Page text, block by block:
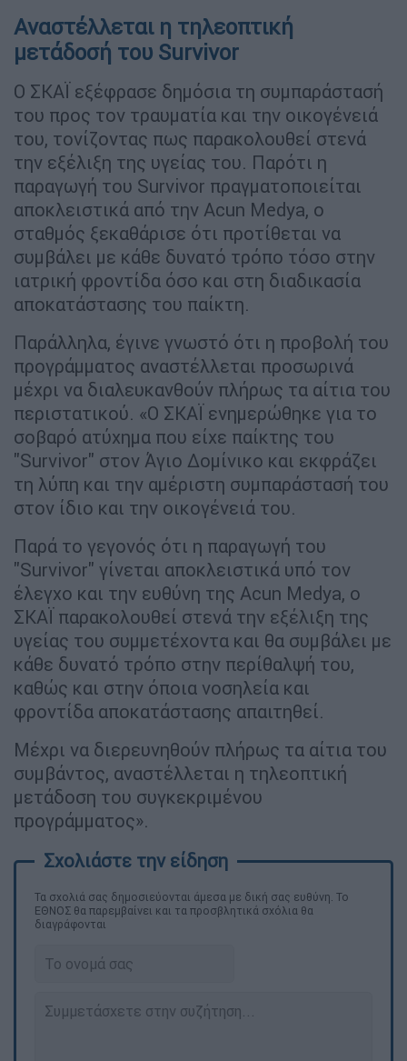
Αναστέλλεται η τηλεοπτική
μετάδοσή του Survivor
Ο ΣΚΑΪ εξέφρασε δημόσια τη συμπαράστασή
του προς τον τραυματία και την οικογένειά
του, τονίζοντας πως παρακολουθεί στενά
την εξέλιξη της υγείας του. Παρότι η
παραγωγή του Survivor πραγματοποιείται
αποκλειστικά από την Acun Medya, ο
σταθμός ξεκαθάρισε ότι προτίθεται να
συμβάλει με κάθε δυνατό τρόπο τόσο στην
ιατρική φροντίδα όσο και στη διαδικασία
αποκατάστασης του παίκτη.
Παράλληλα, έγινε γνωστό ότι η προβολή του
προγράμματος αναστέλλεται προσωρινά
μέχρι να διαλευκανθούν πλήρως τα αίτια του
περιστατικού. «Ο ΣΚΑΪ ενημερώθηκε για το
σοβαρό ατύχημα που είχε παίκτης του
"Survivor" στον Άγιο Δομίνικο και εκφράζει
τη λύπη και την αμέριστη συμπαράστασή του
στον ίδιο και την οικογένειά του.
Παρά το γεγονός ότι η παραγωγή του
"Survivor" γίνεται αποκλειστικά υπό τον
έλεγχο και την ευθύνη της Acun Medya, ο
ΣΚΑΪ παρακολουθεί στενά την εξέλιξη της
υγείας του συμμετέχοντα και θα συμβάλει με
κάθε δυνατό τρόπο στην περίθαλψή του,
καθώς και στην όποια νοσηλεία και
φροντίδα αποκατάστασης απαιτηθεί.
Μέχρι να διερευνηθούν πλήρως τα αίτια του
συμβάντος, αναστέλλεται η τηλεοπτική
μετάδοση του συγκεκριμένου
προγράμματος».
Τα σχολιά σας δημοσιεύονται άμεσα με δική σας ευθύνη. Το
ΕΘΝΟΣ θα παρεμβαίνει και τα προσβλητικά σχόλια θα
διαγράφονται